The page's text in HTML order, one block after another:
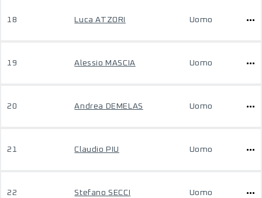
18 Luca ATZORI Uomo
19 Alessio MASCIA Uomo
20 Andrea DEMELAS Uomo
21 Claudio PIU Uomo
22 Stefano SECCI Uomo